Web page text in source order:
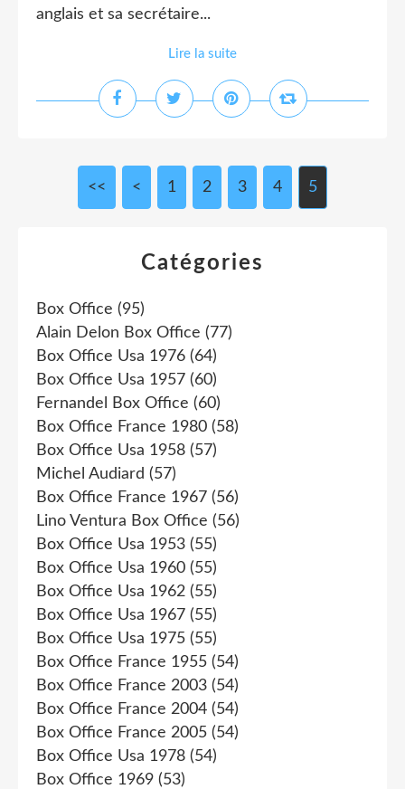
anglais et sa secrétaire...
Lire la suite
<< < 1 2 3 4 5
Catégories
Box Office (95)
Alain Delon Box Office (77)
Box Office Usa 1976 (64)
Box Office Usa 1957 (60)
Fernandel Box Office (60)
Box Office France 1980 (58)
Box Office Usa 1958 (57)
Michel Audiard (57)
Box Office France 1967 (56)
Lino Ventura Box Office (56)
Box Office Usa 1953 (55)
Box Office Usa 1960 (55)
Box Office Usa 1962 (55)
Box Office Usa 1967 (55)
Box Office Usa 1975 (55)
Box Office France 1955 (54)
Box Office France 2003 (54)
Box Office France 2004 (54)
Box Office France 2005 (54)
Box Office Usa 1978 (54)
Box Office 1969 (53)